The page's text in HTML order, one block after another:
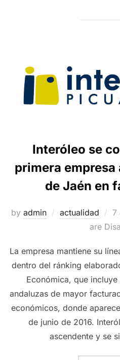
Interóleo se
primera
de Jaén en
by admin actualidad
on
7
are
La empresa mantiene su
dentro del ránking
Económica, que
andaluzas de mayor
económicos, donde
de junio de 2016.
ascendente y se